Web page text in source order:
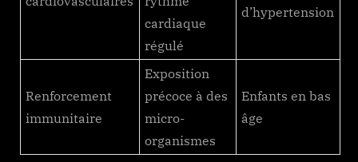
cardiaque
régulé
d’hypertension
Renforcement
immunitaire
Exposition
précoce à des
micro-
organismes
Enfants en bas
âge